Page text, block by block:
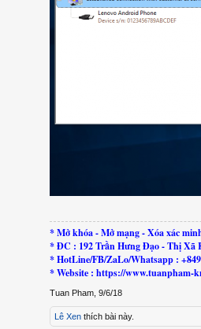
* Mở khóa - Mở mạng - Xóa xác
* ĐC : 192 Trần Hưng Đạo - Thị Xã
* HotLine/FB/ZaLo/Whatsapp :
* Website : https://www.tuanpham-
Tuan Pham 9/6/18
Lê Xen thích bài này.